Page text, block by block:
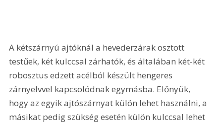
A kétszárnyú ajtóknál a hevederzárak osztott
testűek, két kulccsal zárhatók, és általában két-két
robosztus edzett acélból készült hengeres
zárnyelvvel kapcsolódnak egymásba. Előnyük,
hogy az egyik ajtószárnyat külön lehet használni, a
másikat pedig szükség esetén külön kulccsal lehet